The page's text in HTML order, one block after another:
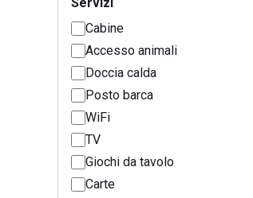
Cabine
Accesso animali
Doccia calda
Posto barca
WiFi
TV
Giochi da tavolo
Carte